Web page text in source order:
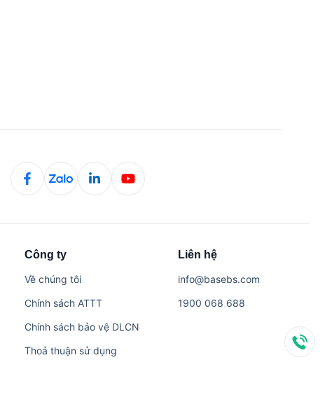
Công ty
Về chúng tôi
Chính sách ATTT
Chính sách bảo vệ DLCN
Thoả thuận sử dụng
Liên hệ
i​n​f​o​@​b​a​s​e​b​s​.​c​o​m
1​9​0​0​ ​0​6​8​ ​6​8​8